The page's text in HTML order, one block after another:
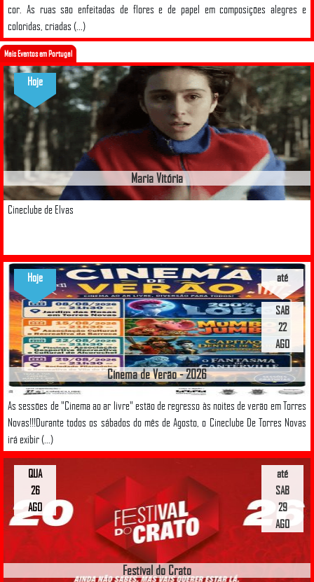
cor. As ruas são enfeitadas de flores e de papel em composições alegres e
coloridas, criadas (...)
Mais Eventos em Portugal
Maria Vitória
Cineclube de Elvas
Hoje
Cinema de Verão - 2026
As sessões de "Cinema ao ar livre" estão de regresso às noites de verão em Torres
Novas!!!Durante todos os sábados do mês de Agosto, o Cineclube De Torres Novas
irá exibir (...)
até
SAB
22
AGO
Hoje
Festival do Crato
até
SAB
29
AGO
QUA
26
AGO